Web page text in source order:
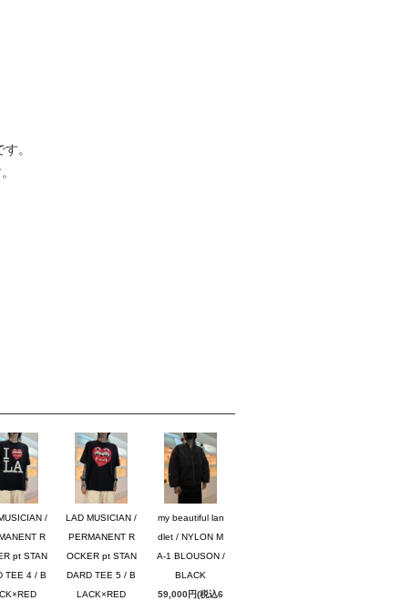
。
/
R
pt STAN
TEE 4 / B
LAD MUSICIAN /
PERMANENT R
OCKER pt STAN
DARD TEE 5 / B
LACK×RED
my beautiful lan
dlet / NYLON M
A-1 BLOUSON /
BLACK
59,000円(税込6